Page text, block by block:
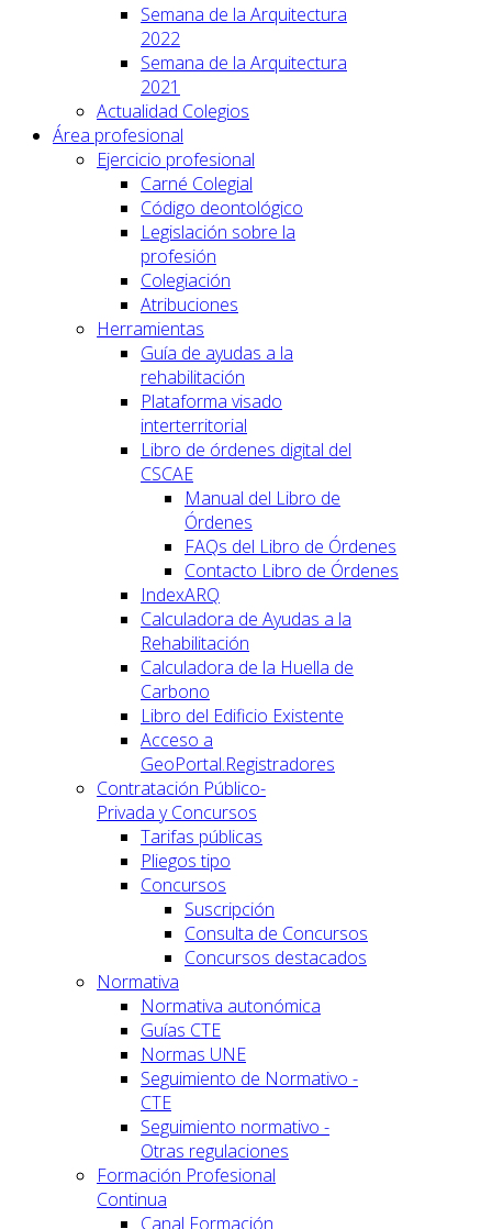
Semana de la Arquitectura
2022
Semana de la Arquitectura
2021
Actualidad Colegios
Área profesional
Ejercicio profesional
Carné Colegial
Código deontológico
Legislación sobre la
profesión
Colegiación
Atribuciones
Herramientas
Guía de ayudas a la
rehabilitación
Plataforma visado
interterritorial
Libro de órdenes digital del
CSCAE
Manual del Libro de
Órdenes
FAQs del Libro de Órdenes
Contacto Libro de Órdenes
IndexARQ
Calculadora de Ayudas a la
Rehabilitación
Calculadora de la Huella de
Carbono
Libro del Edificio Existente
Acceso a
GeoPortal.Registradores
Contratación Público-
Privada y Concursos
Tarifas públicas
Pliegos tipo
Concursos
Suscripción
Consulta de Concursos
Concursos destacados
Normativa
Normativa autonómica
Guías CTE
Normas UNE
Seguimiento de Normativo -
CTE
Seguimiento normativo -
Otras regulaciones
Formación Profesional
Continua
Canal Formación